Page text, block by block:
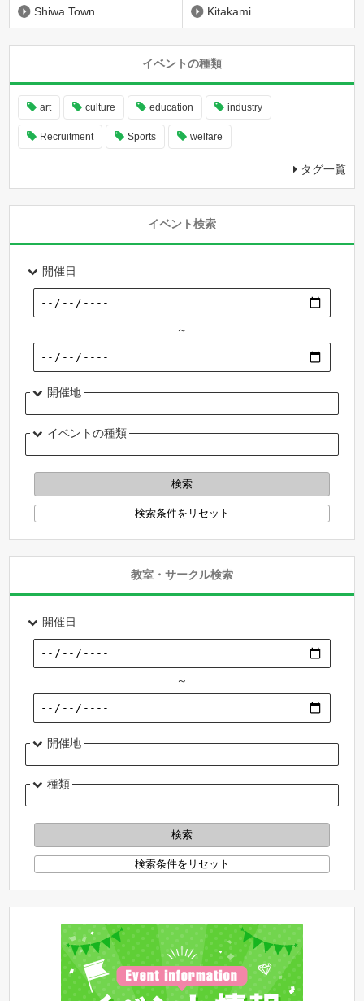
Shiwa Town Kitakami
イベントの種類
art culture education industry
Recruitment Sports welfare
タグ一覧
イベント検索
開催日
～
開催地
イベントの種類
教室・サークル検索
開催日
～
開催地
種類